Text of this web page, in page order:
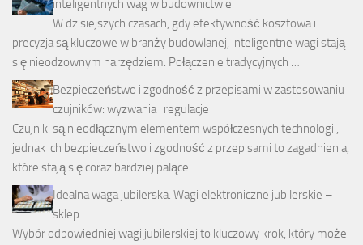
inteligentnych wag w budownictwie
W dzisiejszych czasach, gdy efektywność kosztowa i
precyzja są kluczowe w branży budowlanej, inteligentne wagi stają
się nieodzownym narzędziem. Połączenie tradycyjnych …
Bezpieczeństwo i zgodność z przepisami w zastosowaniu
czujników: wyzwania i regulacje
Czujniki są nieodłącznym elementem współczesnych technologii,
jednak ich bezpieczeństwo i zgodność z przepisami to zagadnienia,
które stają się coraz bardziej palące. …
Idealna waga jubilerska. Wagi elektroniczne jubilerskie –
sklep
Wybór odpowiedniej wagi jubilerskiej to kluczowy krok, który może